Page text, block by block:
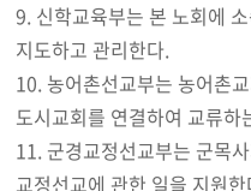
9. 신학교육부는 본 노회에
지도하고 관리한다.
10. 농어촌선교부는 농어촌
도시교회를 연결하여 교류하
11. 군경교정선교부는 군목
교정선교에 관한 일을 지원